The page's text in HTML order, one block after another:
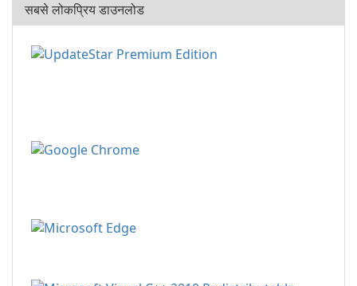
सबसे लोकप्रिय डाउनलोड